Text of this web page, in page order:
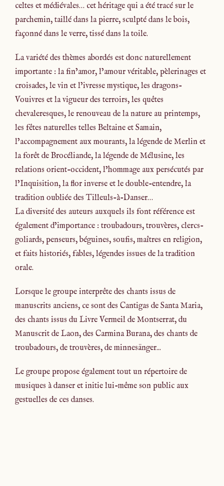
celtes et médiévales… cet héritage qui a été tracé sur le
parchemin, taillé dans la pierre, sculpté dans le bois,
façonné dans le verre, tissé dans la toile.
La variété des thèmes abordés est donc naturellement
importante : la fin’amor, l’amour véritable, pèlerinages et
croisades, le vin et l’ivresse mystique, les dragons-
Vouivres et la vigueur des terroirs, les quêtes
chevaleresques, le renouveau de la nature au printemps,
les fêtes naturelles telles Beltaine et Samain,
l’accompagnement aux mourants, la légende de Merlin et
la forêt de Brocéliande, la légende de Mélusine, les
relations orient-occident, l’hommage aux persécutés par
l’Inquisition, la flor inverse et le double-entendre, la
tradition oubliée des Tilleuls-à-Danser…
La diversité des auteurs auxquels ils font référence est
également d’importance : troubadours, trouvères, clercs-
goliards, penseurs, béguines, soufis, maîtres en religion,
et faits historiés, fables, légendes issues de la tradition
orale.
Lorsque le groupe interprête des chants issus de
manuscrits anciens, ce sont des Cantigas de Santa Maria,
des chants issus du Livre Vermeil de Montserrat, du
Manuscrit de Laon, des Carmina Burana, des chants de
troubadours, de trouvères, de minnesänger...
Le groupe propose également tout un répertoire de
musiques à danser et initie lui-même son public aux
gestuelles de ces danses.